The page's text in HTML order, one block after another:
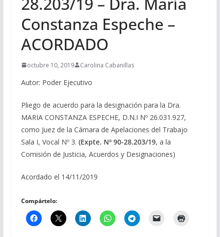
Constanza Espeche –
ACORDADO
octubre 10, 2019 Carolina Cabanillas
Autor: Poder Ejecutivo
Pliego de acuerdo para la designación para la Dra.
MARIA CONSTANZA ESPECHE, D.N.I Nº 26.031.927,
como Juez de la Cámara de Apelaciones del Trabajo
Sala I, Vocal Nº 3. (Expte. Nº 90-28.203/19, a la
Comisión de Justicia, Acuerdos y Designaciones)
Acordado el 14/11/2019
Compártelo: